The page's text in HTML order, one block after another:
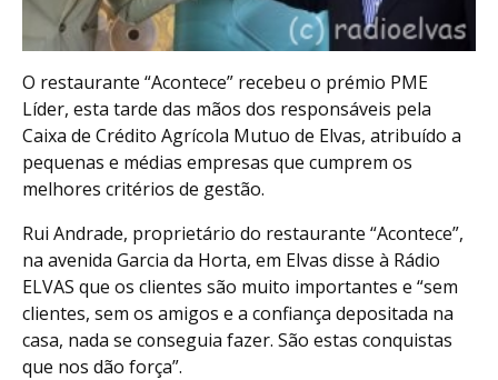
O restaurante “Acontece” recebeu o prémio PME
Líder, esta tarde das mãos dos responsáveis pela
Caixa de Crédito Agrícola Mutuo de Elvas, atribuído a
pequenas e médias empresas que cumprem os
melhores critérios de gestão.
Rui Andrade, proprietário do restaurante “Acontece”,
na avenida Garcia da Horta, em Elvas disse à Rádio
ELVAS que os clientes são muito importantes e “sem
clientes, sem os amigos e a confiança depositada na
casa, nada se conseguia fazer. São estas conquistas
que nos dão força”.